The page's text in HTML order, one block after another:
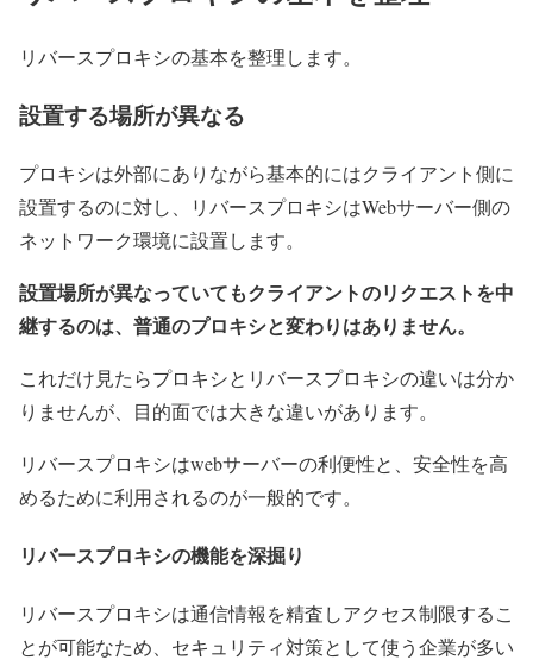
リバースプロキシの基本を整理します。
設置する場所が異なる
プロキシは外部にありながら基本的にはクライアント側に
設置するのに対し、リバースプロキシはWebサーバー側の
ネットワーク環境に設置します。
設置場所が異なっていてもクライアントのリクエストを中
継するのは、普通のプロキシと変わりはありません。
これだけ見たらプロキシとリバースプロキシの違いは分か
りませんが、目的面では大きな違いがあります。
リバースプロキシはwebサーバーの利便性と、安全性を高
めるために利用されるのが一般的です。
リバースプロキシの機能を深掘り
リバースプロキシは通信情報を精査しアクセス制限するこ
とが可能なため、セキュリティ対策として使う企業が多い